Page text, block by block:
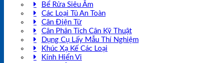
Bể Rửa Siêu Âm
Các Loại Tủ An Toàn
Cân Điện Tử
Cân Phân Tích Cân Kỹ Thuật
Dụng Cụ Lấy Mẫu Thí Nghiệm
Khúc Xạ Kế Các Loại
Kính Hiển Vi